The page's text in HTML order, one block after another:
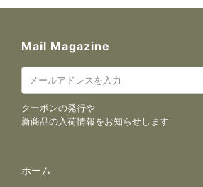
Mail Magazine
クーポンの発行や
新商品の入荷情報をお知らせします
サイトナビゲーション
ホーム